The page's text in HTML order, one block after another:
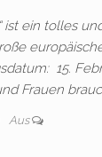
ein tolles
15.
Frauen
Aus